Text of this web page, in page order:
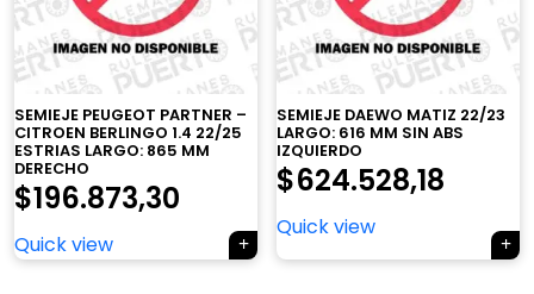
SEMIEJE PEUGEOT PARTNER –
CITROEN BERLINGO 1.4 22/25
ESTRIAS LARGO: 865 MM
DERECHO
$196.873,30
Quick view
SEMIEJE DAEWO MATIZ 22/23
LARGO: 616 MM SIN ABS
IZQUIERDO
$624.528,18
Quick view
×
Tu carrito está vacío.